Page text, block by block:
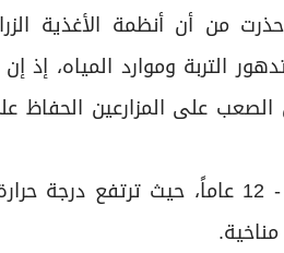
من أن أنظمة الأغذية
التربة وموارد المياه،
على المزارعين الحفاظ
و«النينيا» هي ظاهرة طبيعية تصيب المحيطات كل 4